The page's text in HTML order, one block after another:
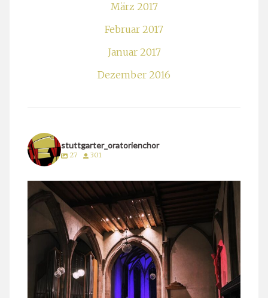
März 2017
Februar 2017
Januar 2017
Dezember 2016
stuttgarter_oratorienchor
27 301
stuttgarter_oratorienchor
März 24